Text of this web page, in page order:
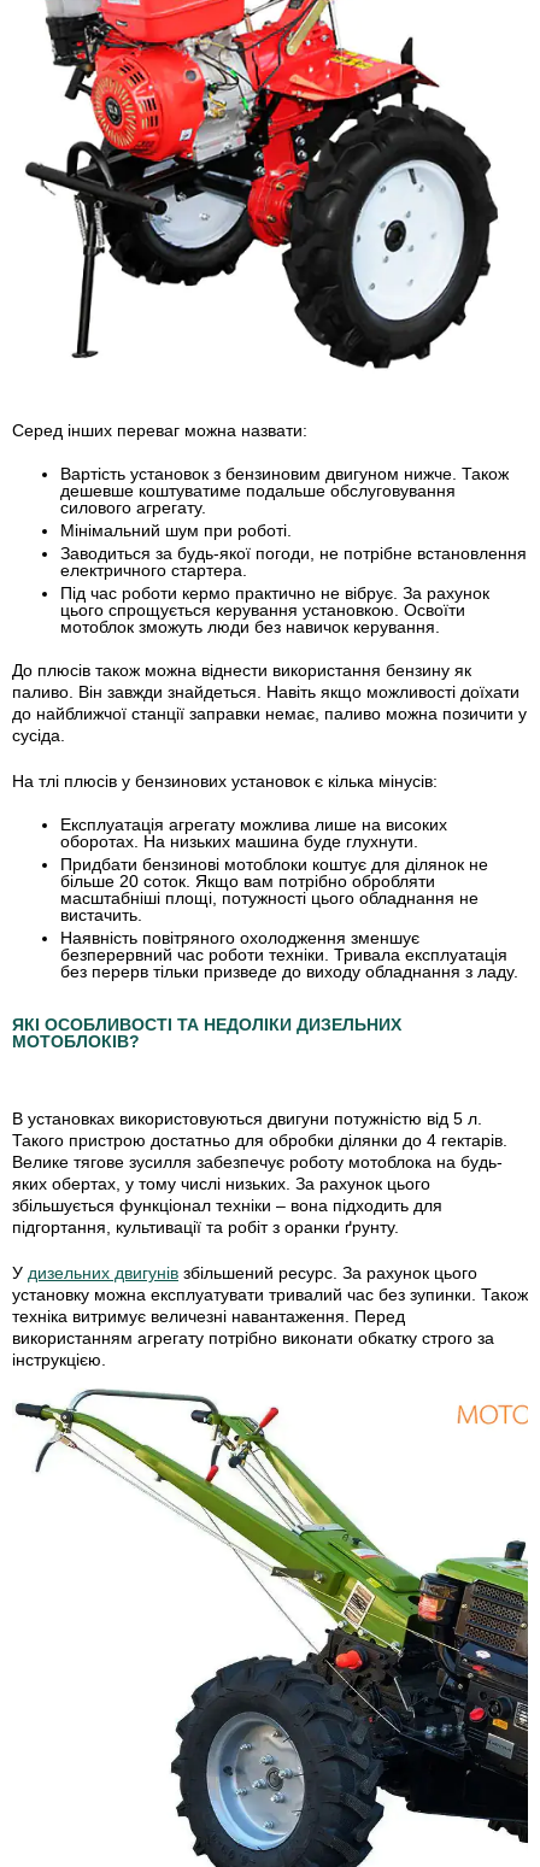
Серед інших переваг можна назвати:
Вартість установок з бензиновим двигуном нижче . Також
дешевше коштуватиме подальше обслуговування
силового агрегату.
Мінімальний шум при роботі.
Заводиться за будь-якої погоди,
не потрібне встановлення
електричного стартера.
Під час роботи кермо практично не вібрує. За рахунок
цього спрощується керування установкою. Освоїти
мотоблок зможуть люди без навичок керування.
До плюсів також можна віднести використання бензину як
паливо. Він завжди знайдеться. Навіть якщо можливості доїхати
до найближчої станції заправки немає, паливо можна позичити у
сусіда.
На тлі плюсів у бензинових установок є кілька мінусів:
Експлуатація агрегату можлива лише на високих
оборотах. На низьких машина буде глухнути.
Придбати бензинові мотоблоки коштує для ділянок не
більше 20 соток. Якщо вам потрібно обробляти
масштабніші площі, потужності цього обладнання не
вистачить.
Наявність повітряного охолодження зменшує
безперервний час роботи техніки. Тривала експлуатація
без перерв тільки призведе до виходу обладнання з ладу.
ЯКІ ОСОБЛИВОСТІ ТА НЕДОЛІКИ ДИЗЕЛЬНИХ
МОТОБЛОКІВ?
В установках використовуються двигуни потужністю від 5 л.
Такого пристрою достатньо для обробки ділянки до 4 гектарів.
Велике тягове зусилля забезпечує роботу мотоблока на будь-
яких обертах, у тому числі низьких. За рахунок цього
збільшується функціонал техніки – вона підходить для
підгортання, культивації та робіт з оранки ґрунту.
У дизельних двигунів збільшений ресурс. За рахунок цього
установку можна експлуатувати тривалий час без зупинки. Також
техніка витримує величезні навантаження. Перед
використанням агрегату потрібно виконати обкатку строго за
інструкцією.